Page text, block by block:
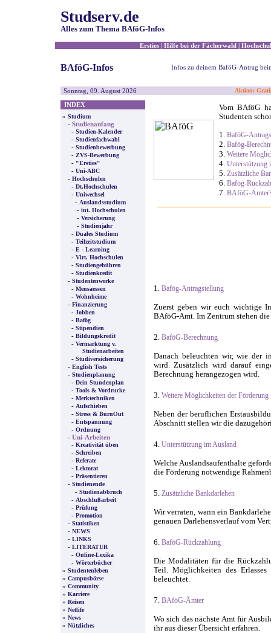
Studserv.de
Alles zum Thema BAföG-Infos
Ersties |Hilfe bei der Fächerwahl |
BAföG-Infos Infos zu deinem BaföG-Antrag
Sonntag, 09. August 2026 Aktion:
INDEX
» Studium
- Studienanfang
- Studien-Kalender
- Studienfachwahl
- Studienbewerbung
- ZVS-Bewerbung
- "Ersties"
- Uni-ABC
- Hochschulen
- Dt.Hochschulen
- Uniwechsel
- Auslandsstudium
- int. Hochschulen
- Versicherung
- Studienjahr
- Duales Studium
- Teilzeitstudium
- E - Learning
- Virt. Hochschulen
- Studiengebühren
- Studienkredit
- Studentenwerke
- Mensaessen
- Wohnheime
- Finanzierung
- Jobben
- Bafög
- Stipendien
- Bildungskredit
- Vermarktung v.
Studienarbeiten
- Studiversicherung
- English Tests
- Studienplanung
- Dein Stundenplan
- Tools & Vordrucke
- Merktechniken
- Aufschieben
- Stress & BurnOut
- Entspannung
- Ordnung
- Uni-Arbeiten
- Kreativität üben
- Schreiben
- Referate
- Lektorat
- Präsentieren
- Studienende
- Studienabbruch
- Abschlußarbeit
- Prüfung
- Promotion
- Statistiken
- NEWS
- LINKS
- LITERATUR
- Online-Lexika
- Wörterbücher
» Studentenleben
» Campusbörse
» Community
» Karriere
» Reisen
» Netlife
» News
» Nützliches
Vom BAföG
Studenten
1. BaföG-
2. Bafög-
3. Weitere
4. Unterstützung
5. Zusätzliche
6. Bafög-
7. BAföG-
1. Bafög-Antragstellung
Zuerst geben wir euch wichtige
BAföG-Amt. Im Zentrum stehen
2. BaföG-Berechnung
Danach beleuchten wir, wie der
wird. Zusätzlich wird darauf
Berechnung herangezogen wird.
3. Weitere Möglichkeiten der Förderung
Neben der beruflichen
Abschnitt stellen wir die
4. Unterstützung im Ausland
Welche Auslandsaufenthalte
die Förderung notwendige
5. Zusätzliche Bankdarlehen
Wir verraten, wann ein
genauen Darlehensverlauf vom
6. BaföG-Rückzahlung
Die Modalitäten für die
Teil. Möglichkeiten des
beleuchtet.
7. BAföG-Ämter
Wo sich das nächste Amt für
ihr aus dieser Übersicht erfahren.